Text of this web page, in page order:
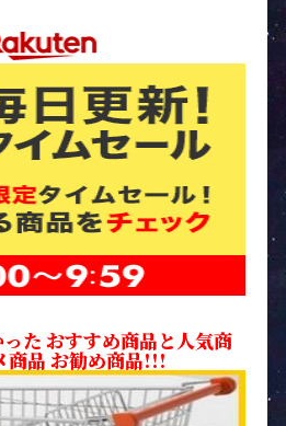
った おすすめ商品と人気商
商品 お勧め商品!!!